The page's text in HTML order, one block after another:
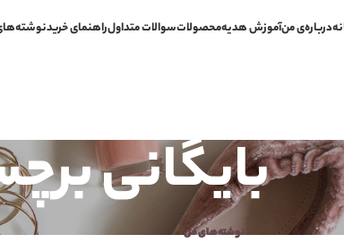
درباره‌ی منآموزش هدیهمحصولاتسوالات متداولراهنمای خرید
بایگانی
نوشته‌های من